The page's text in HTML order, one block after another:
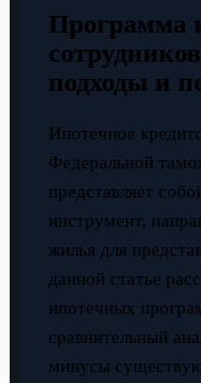
Программа
подходы и
Ипотечное
Федеральной
представляет
инструмент,
жилья для
данной статье
ипотечных
сравнительный
минусы